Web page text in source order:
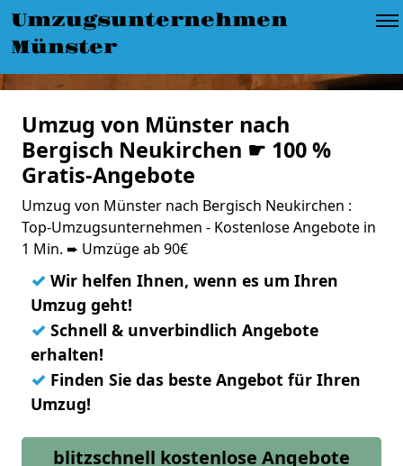
Umzugsunternehmen
Münster
Umzug von Münster nach
Bergisch Neukirchen ☛ 100 %
Gratis-Angebote
Umzug von Münster nach Bergisch Neukirchen :
Top-Umzugsunternehmen - Kostenlose Angebote in
1 Min. ➨ Umzüge ab 90€
✓ Wir helfen Ihnen, wenn es um Ihren
Umzug geht!
✓ Schnell & unverbindlich Angebote
erhalten!
✓ Finden Sie das beste Angebot für Ihren
Umzug!
blitzschnell kostenlose Angebote